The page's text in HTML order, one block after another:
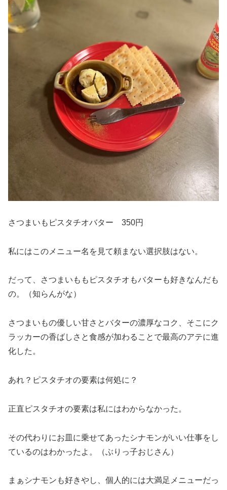
さつまいもピスタチオバター 350円
私にはこのメニュー名を見て頼まない選択肢はない。
だって、さつまいももピスタチオもバターも好きなんだも
の。（知らんがな）
さつまいもの優しい甘さとバターの濃厚なコク、そこにク
ラッカーの香ばしさと食感が加わることで最高のアテに進
化した。
あれ？ピスタチオの要素は何処に？
正直ピスタチオの要素は私にはわからなかった。
その代わりにお皿に乗せてあったシナモンがいい仕事をし
ているのはわかったよ。（ぶりっ子おじさん）
まぁシナモンも好きやし、個人的には大満足メニューだっ